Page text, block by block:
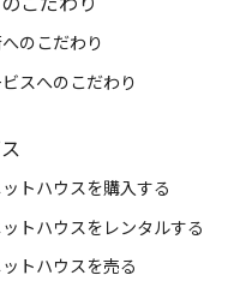
のこだわり
スへのこだわり
トハウスを購入する
トハウスをレンタルする
トハウスを売る